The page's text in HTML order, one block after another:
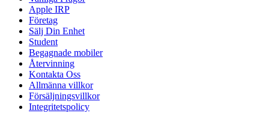
Apple IRP
Företag
Sälj Din Enhet
Student
Begagnade mobiler
Återvinning
Kontakta Oss
Allmänna villkor
Försäljningsvillkor
Integritetspolicy